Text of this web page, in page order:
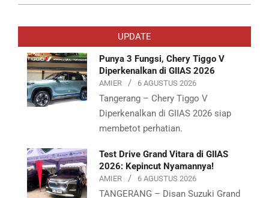
07-
UPDATE
Punya 3 Fungsi, Chery Tiggo V
Diperkenalkan di GIIAS 2026
AMIER 6 AGUSTUS 2026
Tangerang – Chery Tiggo V
Diperkenalkan di GIIAS 2026 siap
membetot perhatian.
Test Drive Grand Vitara di GIIAS
2026: Kepincut Nyamannya!
AMIER 6 AGUSTUS 2026
TANGERANG – Disan Suzuki Grand